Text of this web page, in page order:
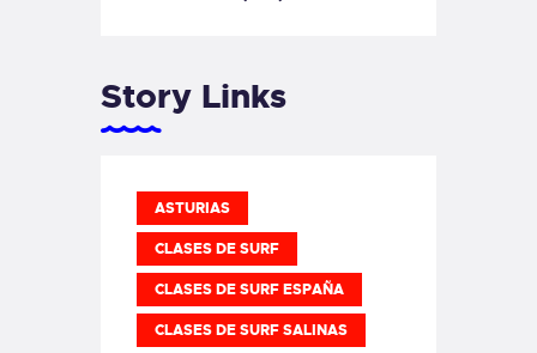
Story Links
ASTURIAS
CLASES DE SURF
CLASES DE SURF ESPAÑA
CLASES DE SURF SALINAS